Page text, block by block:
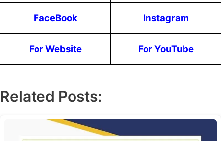
FaceBook Instagram
For Website For YouTube
Related Posts: